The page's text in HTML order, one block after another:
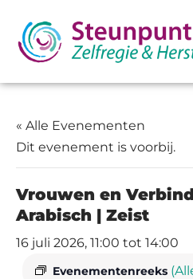
« Alle Evenementen
Dit evenement is voorbij.
Vrouwen en
Arabisch | Zeist
16 juli 2026, 11:00 tot 14:00
Evenementenreeks